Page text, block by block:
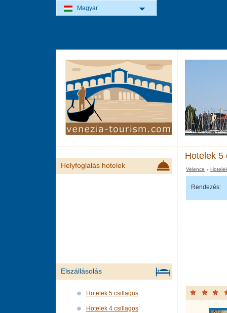
Hotelek 5
Velence ›
Rendezés:
Helyfoglalás hotelek
Elszállásolás
Hotelek 5 csillagos
Hotelek 4 csillagos
Magyar